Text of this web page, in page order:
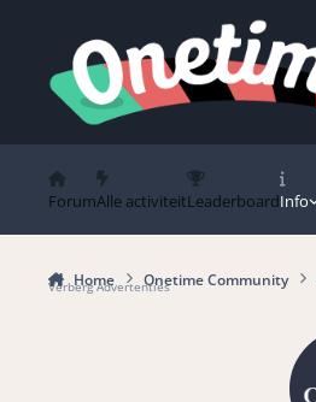
ForumAlle activiteitLeaderboardInfo
Home Onetime Community
Verberg Advertenties